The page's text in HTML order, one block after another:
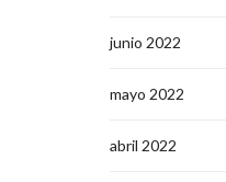
junio 2022
mayo 2022
abril 2022